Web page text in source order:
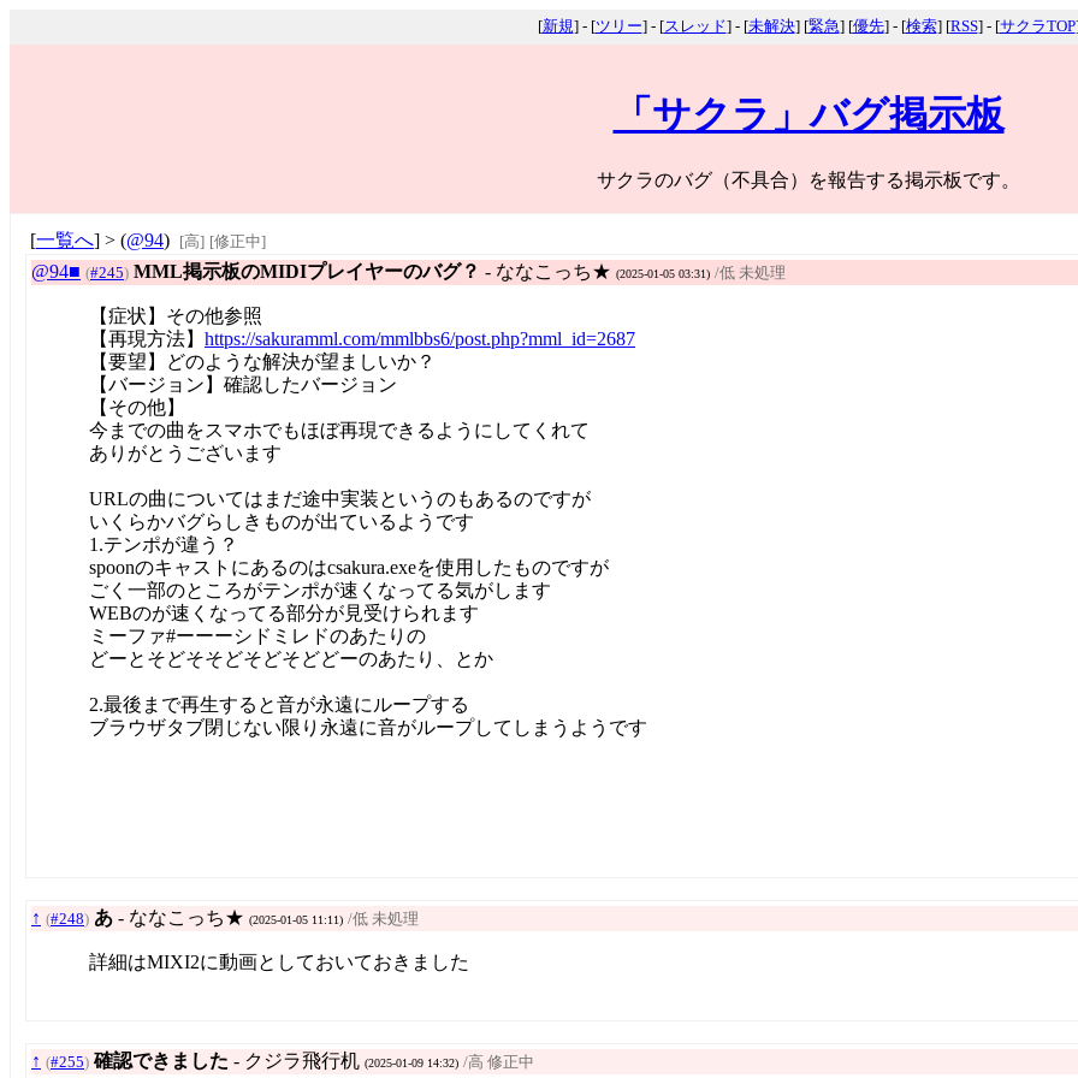
[新規] - [ツリー] - [スレッド] - [未解決] [緊急] [優先] - [検索] [RSS] - [サクラTOP
「サクラ」バグ掲示板
サクラのバグ（不具合）を報告する掲示板です。
[一覧へ] > (@94) [高] [修正中]
@94■ (#245) MML掲示板のMIDIプレイヤーのバグ？ - ななこっち★ (2025-01-05 03:31) /低 未処理
【症状】その他参照
【再現方法】 https://sakuramml.com/mmlbbs6/post.php?mml_id=2687
【要望】どのような解決が望ましいか？
【バージョン】確認したバージョン
【その他】
今までの曲をスマホでもほぼ再現できるようにしてくれて
ありがとうございます
URLの曲についてはまだ途中実装というのもあるのですが
いくらかバグらしきものが出ているようです
1.テンポが違う？
spoonのキャストにあるのはcsakura.exeを使用したものですが
ごく一部のところがテンポが速くなってる気がします
WEBのが速くなってる部分が見受けられます
ミーファ#ーーーシドミレドのあたりの
どーとそどそそどそどそどどーのあたり、とか
2.最後まで再生すると音が永遠にループする
ブラウザタブ閉じない限り永遠に音がループしてしまうようです
↑ (#248) あ - ななこっち★ (2025-01-05 11:11) /低 未処理
詳細はMIXI2に動画としておいておきました
↑ (#255) 確認できました - クジラ飛行机 (2025-01-09 14:32) /高 修正中